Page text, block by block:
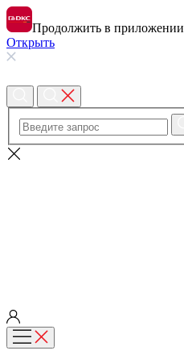
Продолжить в приложении
Открыть